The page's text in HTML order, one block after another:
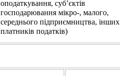
оподаткування, суб’єктів
господарювання мікро-, малого,
середнього підприємництва, інших
платників податків)